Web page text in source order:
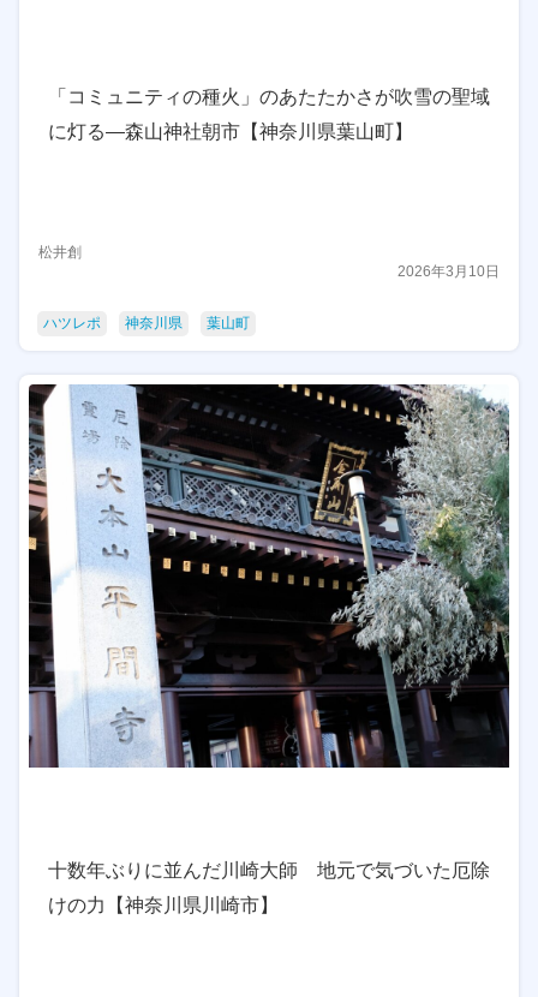
「コミュニティの種火」のあたたかさが吹雪の聖域
に灯る—森山神社朝市【神奈川県葉山町】
松井創
2026年3月10日
ハツレポ 神奈川県 葉山町
十数年ぶりに並んだ川崎大師 地元で気づいた厄除
けの力【神奈川県川崎市】